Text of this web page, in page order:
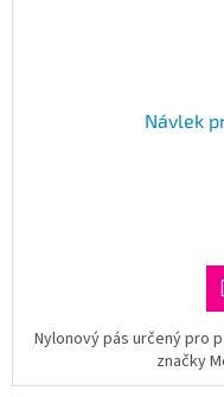
Návlek
Nylonový pás určený pro
značky